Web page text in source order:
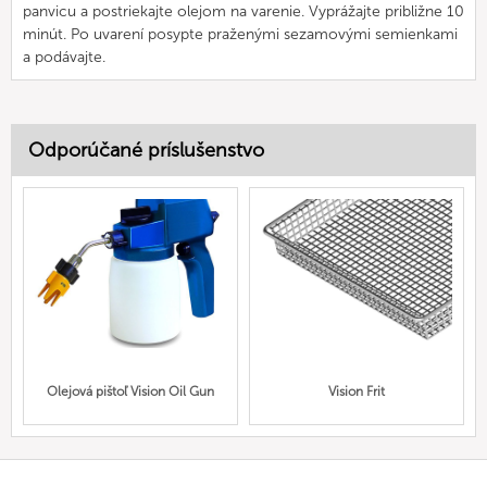
panvicu a postriekajte olejom na varenie. Vyprážajte približne 10
minút. Po uvarení posypte praženými sezamovými semienkami
a podávajte.
Odporúčané príslušenstvo
Olejová pištoľ Vision Oil Gun Vision Frit